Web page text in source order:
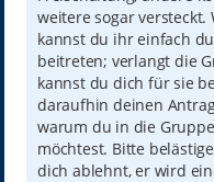
weitere sogar
kannst du ihr einfach
beitreten; verlangt die
kannst du dich für sie
daraufhin deinen
warum du in die
möchtest. Bitte
dich ablehnt, er wird